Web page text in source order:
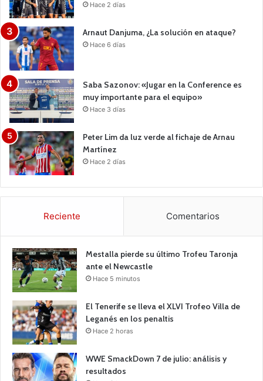
Hace 2 días
Arnaut Danjuma, ¿La solución en ataque?
Hace 6 días
Saba Sazonov: «Jugar en la Conference es
muy importante para el equipo»
Hace 3 días
Peter Lim da luz verde al fichaje de Arnau
Martínez
Hace 2 días
Reciente Comentarios
Mestalla pierde su último Trofeu Taronja
ante el Newcastle
Hace 5 minutos
El Tenerife se lleva el XLVI Trofeo Villa de
Leganés en los penaltis
Hace 2 horas
WWE SmackDown 7 de julio: análisis y
resultados